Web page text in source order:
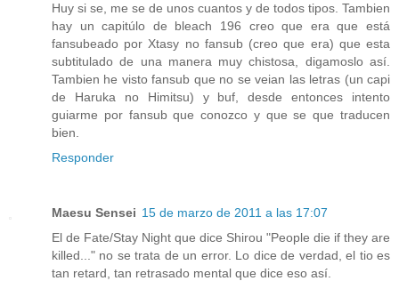
Huy si se, me se de unos cuantos y de todos tipos. Tambien
hay un capitúlo de bleach 196 creo que era que está
fansubeado por Xtasy no fansub (creo que era) que esta
subtitulado de una manera muy chistosa, digamoslo así.
Tambien he visto fansub que no se veian las letras (un capi
de Haruka no Himitsu) y buf, desde entonces intento
guiarme por fansub que conozco y que se que traducen
bien.
Responder
Maesu Sensei 15 de marzo de 2011 a las 17:07
El de Fate/Stay Night que dice Shirou "People die if they are
killed..." no se trata de un error. Lo dice de verdad, el tio es
tan retard, tan retrasado mental que dice eso así.